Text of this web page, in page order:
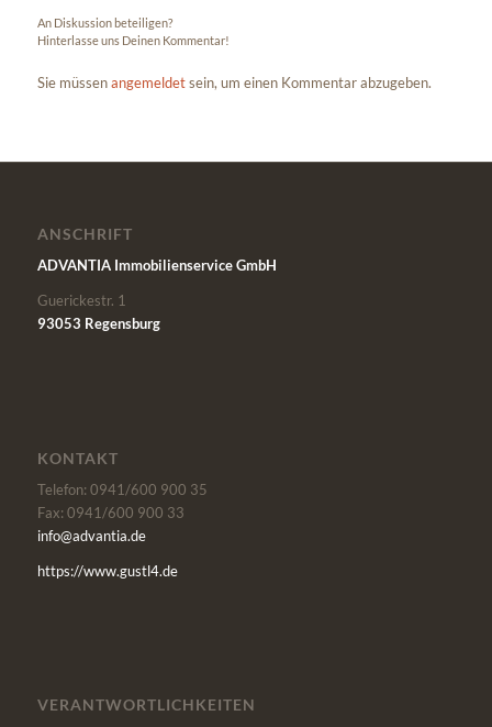
An Diskussion beteiligen?
Hinterlasse uns Deinen Kommentar!
Sie müssenangemeldetsein, um einen Kommentar abzugeben.
ANSCHRIFT
ADVANTIA Immobilienservice GmbH
Guerickestr. 1
93053 Regensburg
KONTAKT
Telefon: 0941/600 900 35
Fax: 0941/600 900 33
info@advantia.de
https://www.gustl4.de
VERANTWORTLICHKEITEN